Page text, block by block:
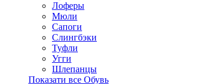
Лоферы
Мюли
Сапоги
Слингбэки
Туфли
Угги
Шлепанцы
Показати все Обувь